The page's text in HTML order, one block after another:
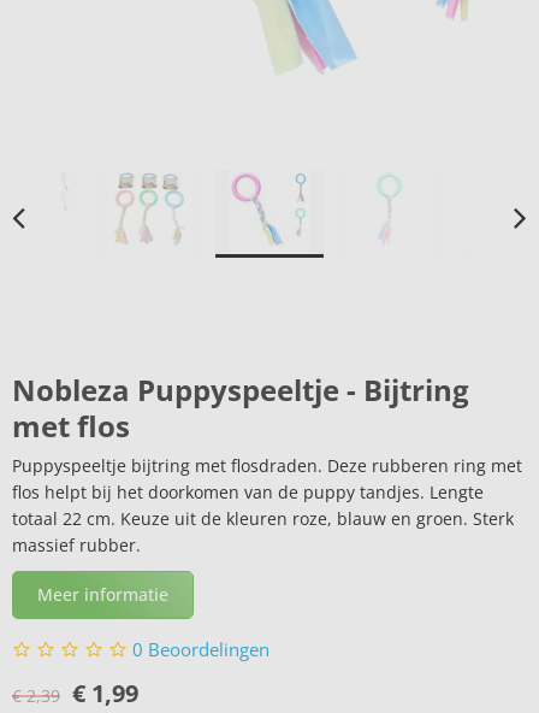
Nobleza Puppyspeeltje - Bijtring
met flos
Puppyspeeltje bijtring met flosdraden. Deze rubberen ring met
flos helpt bij het doorkomen van de puppy tandjes. Lengte
totaal 22 cm. Keuze uit de kleuren roze, blauw en groen. Sterk
massief rubber.
Meer informatie
0 Beoordelingen
€ 2,39 € 1,99